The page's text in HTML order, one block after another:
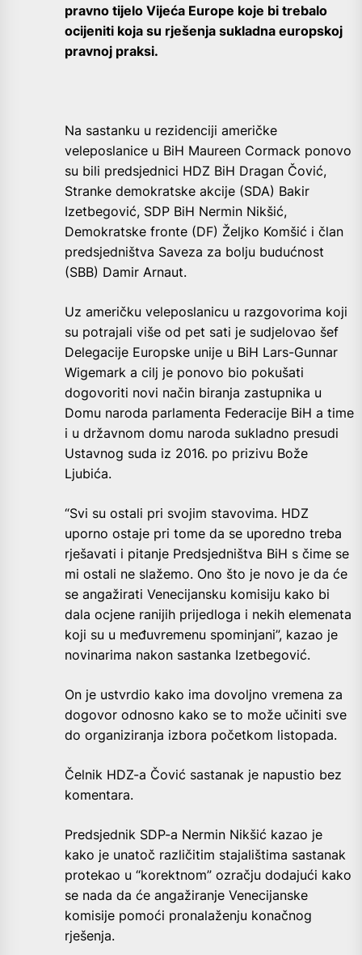
pravno tijelo Vijeća Europe koje bi trebalo
ocijeniti koja su rješenja sukladna europskoj
pravnoj praksi.
Na sastanku u rezidenciji američke
veleposlanice u BiH Maureen Cormack ponovo
su bili predsjednici HDZ BiH Dragan Čović,
Stranke demokratske akcije (SDA) Bakir
Izetbegović, SDP BiH Nermin Nikšić,
Demokratske fronte (DF) Željko Komšić i član
predsjedništva Saveza za bolju budućnost
(SBB) Damir Arnaut.
Uz američku veleposlanicu u razgovorima koji
su potrajali više od pet sati je sudjelovao šef
Delegacije Europske unije u BiH Lars-Gunnar
Wigemark a cilj je ponovo bio pokušati
dogovoriti novi način biranja zastupnika u
Domu naroda parlamenta Federacije BiH a time
i u državnom domu naroda sukladno presudi
Ustavnog suda iz 2016. po prizivu Bože
Ljubića.
“Svi su ostali pri svojim stavovima. HDZ
uporno ostaje pri tome da se uporedno treba
rješavati i pitanje Predsjedništva BiH s čime se
mi ostali ne slažemo. Ono što je novo je da će
se angažirati Venecijansku komisiju kako bi
dala ocjene ranijih prijedloga i nekih elemenata
koji su u međuvremenu spominjani”, kazao je
novinarima nakon sastanka Izetbegović.
On je ustvrdio kako ima dovoljno vremena za
dogovor odnosno kako se to može učiniti sve
do organiziranja izbora početkom listopada.
Čelnik HDZ-a Čović sastanak je napustio bez
komentara.
Predsjednik SDP-a Nermin Nikšić kazao je
kako je unatoč različitim stajalištima sastanak
protekao u “korektnom” ozračju dodajući kako
se nada da će angažiranje Venecijanske
komisije pomoći pronalaženju konačnog
rješenja.